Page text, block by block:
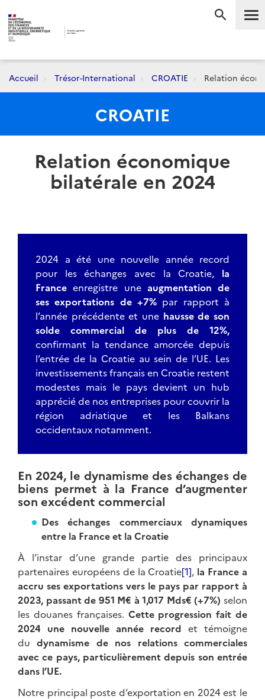
Accueil Trésor-International CROATIE Relation
CROATIE
Relation économique
bilatérale en 2024
2024 a été une nouvelle année record
pour les échanges avec la Croatie, la
France enregistre une augmentation de
ses exportations de +7% par rapport à
l’année précédente et une hausse de son
solde commercial de plus de 12%,
confirmant la tendance amorcée depuis
l’entrée de la Croatie au sein de l’UE. Les
investissements français en Croatie restent
modestes mais le pays devient un hub
apprécié de nos entreprises pour couvrir la
région adriatique et les Balkans
occidentaux notamment.
En 2024, le dynamisme des échanges de
biens permet à la France d’augmenter
son excédent commercial
Des échanges commerciaux dynamiques
entre la France et la Croatie
À l’instar d’une grande partie des principaux
partenaires européens de la Croatie[1], la France a
accru ses exportations vers le pays par rapport à
2023, passant de 951 M€ à 1,017 Mds€ (+7%) selon
les douanes françaises. Cette progression fait de
2024 une nouvelle année record et témoigne
dudynamisme de nos relations commerciales
avec ce pays, particulièrement depuis son entrée
dans l’UE.
Notre principal poste d’exportation en 2024 est le